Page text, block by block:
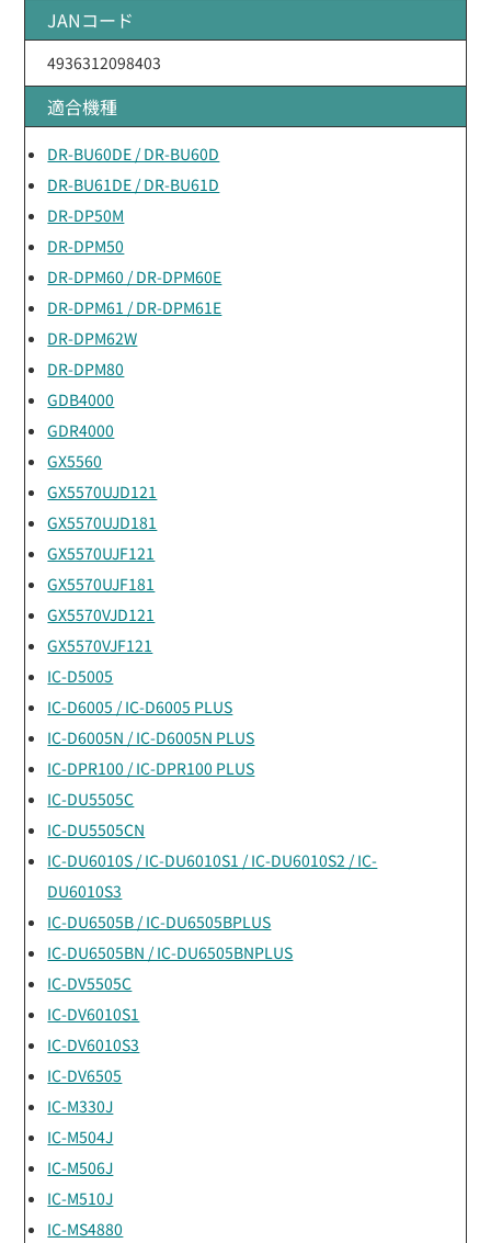
JANコード
4936312098403
適合機種
DR-BU60DE / DR-BU60D
DR-BU61DE / DR-BU61D
DR-DP50M
DR-DPM50
DR-DPM60 / DR-DPM60E
DR-DPM61 / DR-DPM61E
DR-DPM62W
DR-DPM80
GDB4000
GDR4000
GX5560
GX5570UJD121
GX5570UJD181
GX5570UJF121
GX5570UJF181
GX5570VJD121
GX5570VJF121
IC-D5005
IC-D6005 / IC-D6005 PLUS
IC-D6005N / IC-D6005N PLUS
IC-DPR100 / IC-DPR100 PLUS
IC-DU5505C
IC-DU5505CN
IC-DU6010S / IC-DU6010S1 / IC-DU6010S2 / IC-
DU6010S3
IC-DU6505B / IC-DU6505BPLUS
IC-DU6505BN / IC-DU6505BNPLUS
IC-DV5505C
IC-DV6010S1
IC-DV6010S3
IC-DV6505
IC-M330J
IC-M504J
IC-M506J
IC-M510J
IC-MS4880